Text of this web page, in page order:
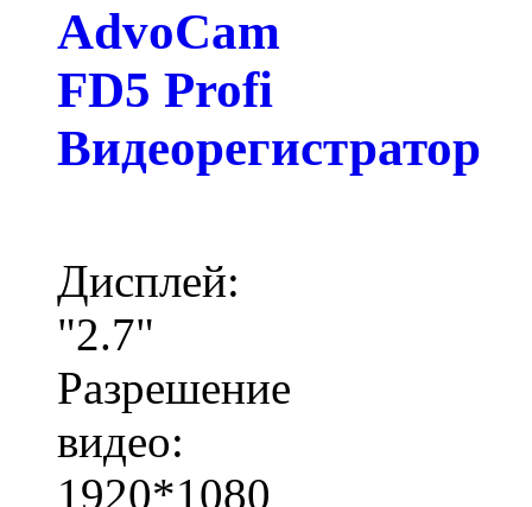
AdvoCam
FD5 Profi
Видеорегистратор
Дисплей:
"2.7"
Разрешение
видео:
1920*1080